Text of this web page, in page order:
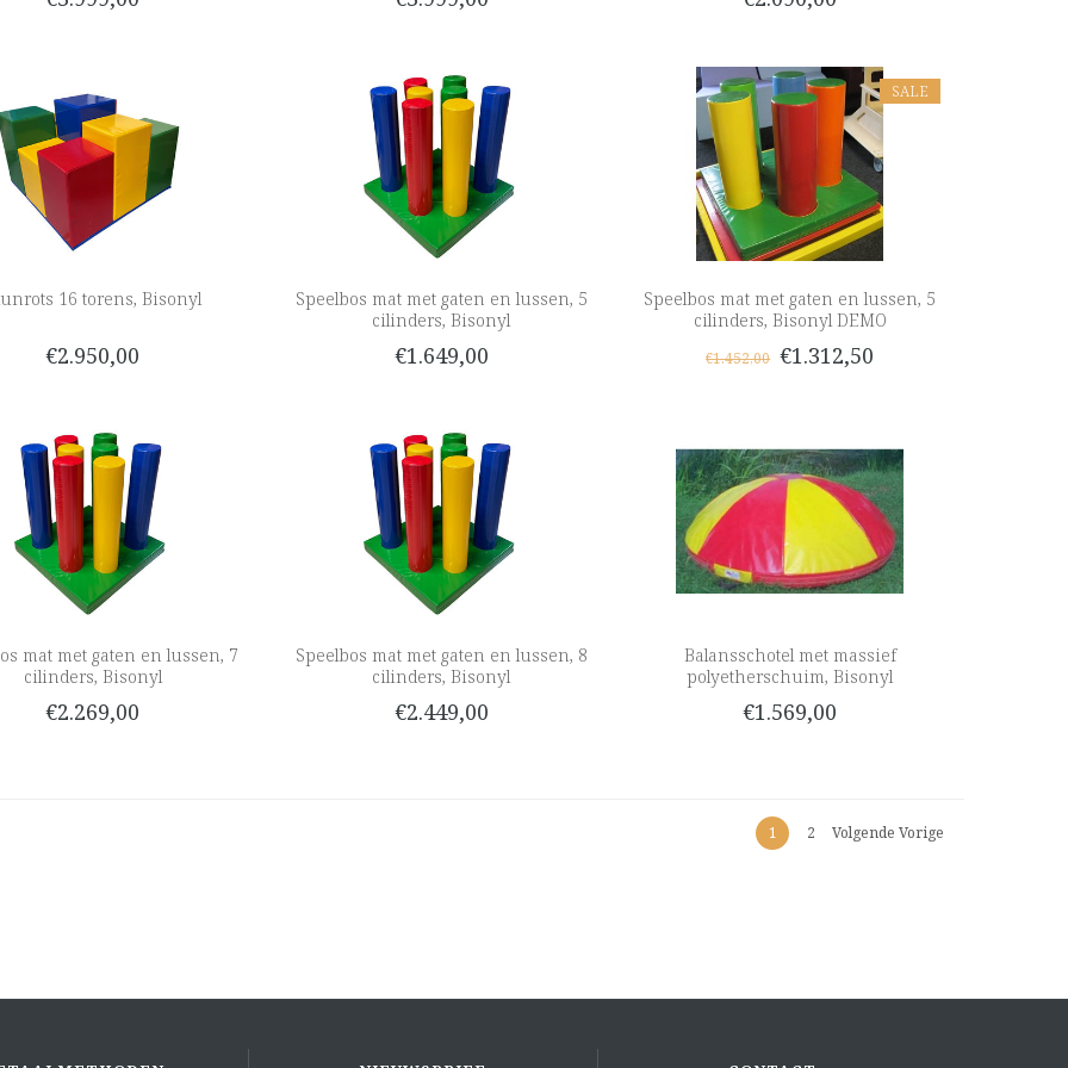
16 torens, Bisonyl
€2.950,00
Speelbos mat met gaten en lussen, 5
cilinders, Bisonyl
€1.649,00
SALE
Speelbos mat met gaten en lussen, 5
cilinders, Bisonyl DEMO
€1.452,00 €1.312,50
mat met gaten en lussen, 7
cilinders, Bisonyl
€2.269,00
Speelbos mat met gaten en lussen, 8
cilinders, Bisonyl
€2.449,00
Balansschotel met massief
polyetherschuim, Bisonyl
€1.569,00
1 2 Volgende Vorige